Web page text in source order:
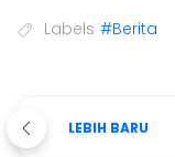
Labels #Berita
LEBIH BARU